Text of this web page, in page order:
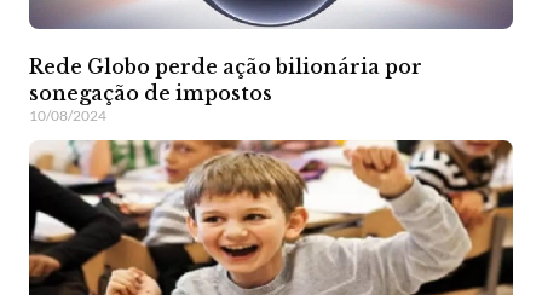
Rede Globo perde ação bilionária por
sonegação de impostos
10/08/2024